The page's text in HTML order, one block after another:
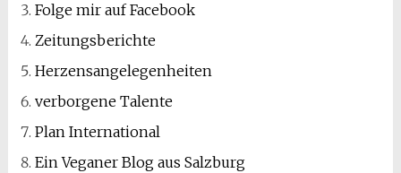
Folge mir auf Facebook
Zeitungsberichte
Herzensangelegenheiten
verborgene Talente
Plan International
Ein Veganer Blog aus Salzburg